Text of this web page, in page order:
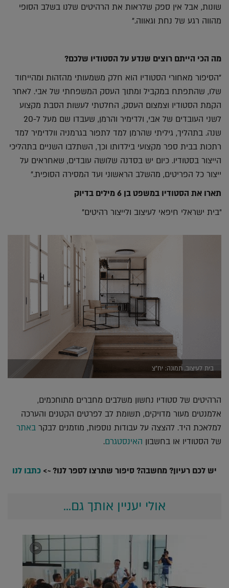
שונות, אבל אין ספק שלראות את הרהיטים שלנו בשלב הסופי
מהווה רגע של נחת וגאווה."
מה הכי הייתם רוצים שנדע על הסטודיו שלכם?
"הסיפור מאחורי הסטודיו הוא חלק משמעותי מהזהות ומהייחוד
שלו, שהתפתח במקביל ומתוך העסק המשפחתי של אבי. לאחר
הקמת הסטודיו וצמצום העסק, החלטתי לעשות הסבת מקצוע
לשני העובדים של אבי, ולדימיר והרמן, שעבדו שם מעל ל-20
שנה. בתהליך, גיליתי שהרמן למד לתפור בגרמניה וולדימיר למד
רתכות בבית ספר מקצועי בילדותו וכך, השתלבו השניים בתהליכי
הייצור בסטודיו. כיום יש בסדנה שלושה עובדים, שאחראים על
ייצור כל הפריטים, מהשלב הראשוני ועד המסירה הסופית."
תארו את הסטודיו במשפט בן 6 מילים בדיוק
"בית ישראלי חיפאי לעיצוב ולייצור רהיטים"
בית לעיצוב, תמונה: יח"צ
הרהיטים של סטודיו נחשון משלבים מחברים מתוחכמים,
אלמנטים מעור מדויקים, תשומת לב לפרטים הקטנים והערכה
למלאכת היד. להצצה על עבודות נוספות, מוזמנים לבקר באתר
של הסטודיו או בחשבון האינסטגרם.
יש לכם רעיון? מחשבה? סיפור שתרצו לספר לנו? ~> כתבו לנו
אולי יעניין אותך גם...